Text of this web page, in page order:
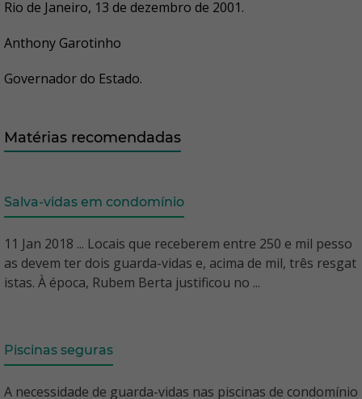
Rio de Janeiro, 13 de dezembro de 2001.
Anthony Garotinho
Governador do Estado.
Matérias recomendadas
Salva-vidas em condomínio
11 Jan 2018 ... Locais que receberem entre 250 e mil pesso
as devem ter dois guarda-vidas e, acima de mil, três resgat
istas. À época, Rubem Berta justificou no ...
Piscinas seguras
A necessidade de guarda-vidas nas piscinas de condomínio